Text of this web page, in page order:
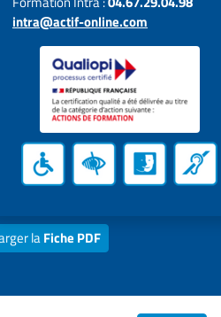
entrée en milieu
de handicap (ESAT ou EA)
Tarif
Contactez-
nous
Participants
4 à 15
pour personnaliser et adapter votre
laFiche PDF
intra@actif-online.com